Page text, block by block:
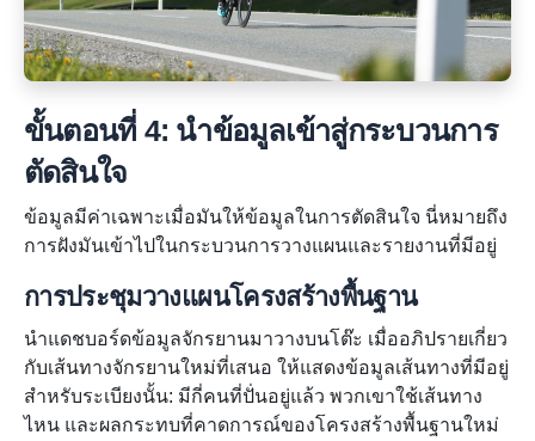
ขั้นตอนที่ 4: นำข้อมูลเข้าสู่กระบวนการ
ตัดสินใจ
ข้อมูลมีค่าเฉพาะเมื่อมันให้ข้อมูลในการตัดสินใจ นี่หมายถึง
การฝังมันเข้าไปในกระบวนการวางแผนและรายงานที่มีอยู่
การประชุมวางแผนโครงสร้างพื้นฐาน
นำแดชบอร์ดข้อมูลจักรยานมาวางบนโต๊ะ เมื่ออภิปรายเกี่ยว
กับเส้นทางจักรยานใหม่ที่เสนอ ให้แสดงข้อมูลเส้นทางที่มีอยู่
สำหรับระเบียงนั้น: มีกี่คนที่ปั่นอยู่แล้ว พวกเขาใช้เส้นทาง
ไหน และผลกระทบที่คาดการณ์ของโครงสร้างพื้นฐานใหม่